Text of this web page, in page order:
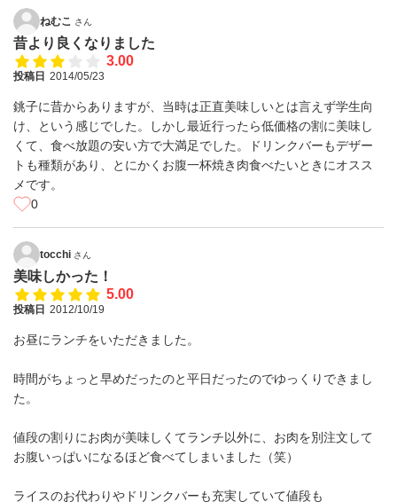
ねむこ さん
昔より良くなりました
3.00
投稿日 2014/05/23
銚子に昔からありますが、当時は正直美味しいとは言えず学生向
け、という感じでした。しかし最近行ったら低価格の割に美味し
くて、食べ放題の安い方で大満足でした。ドリンクバーもデザー
トも種類があり、とにかくお腹一杯焼き肉食べたいときにオスス
メです。
0
tocchi さん
美味しかった！
5.00
投稿日 2012/10/19
お昼にランチをいただきました。
時間がちょっと早めだったのと平日だったのでゆっくりできまし
た。
値段の割りにお肉が美味しくてランチ以外に、お肉を別注文して
お腹いっぱいになるほど食べてしまいました（笑）
ライスのお代わりやドリンクバーも充実していて値段も